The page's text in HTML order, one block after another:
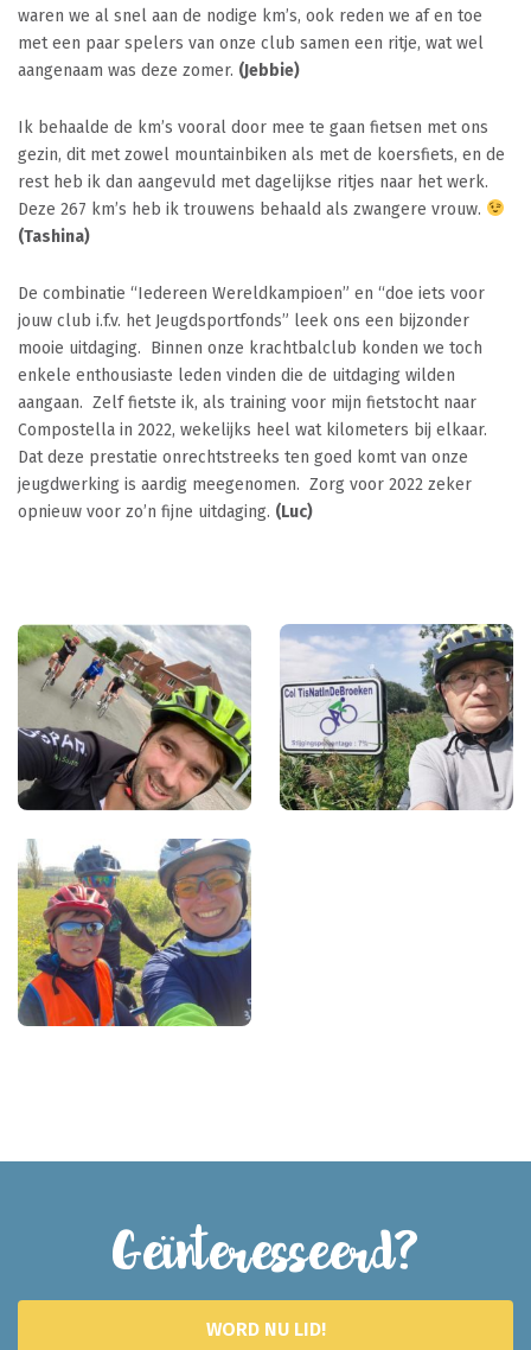
waren we al snel aan de nodige km’s, ook reden we af en toe
met een paar spelers van onze club samen een ritje, wat wel
aangenaam was deze zomer. (Jebbie)
Ik behaalde de km’s vooral door mee te gaan fietsen met ons
gezin, dit met zowel mountainbiken als met de koersfiets, en de
rest heb ik dan aangevuld met dagelijkse ritjes naar het werk.
Deze 267 km’s heb ik trouwens behaald als zwangere vrouw.
(Tashina)
De combinatie “Iedereen Wereldkampioen” en “doe iets voor
jouw club i.f.v. het Jeugdsportfonds” leek ons een bijzonder
mooie uitdaging. Binnen onze krachtbalclub konden we toch
enkele enthousiaste leden vinden die de uitdaging wilden
aangaan. Zelf fietste ik, als training voor mijn fietstocht naar
Compostella in 2022, wekelijks heel wat kilometers bij elkaar.
Dat deze prestatie onrechtstreeks ten goed komt van onze
jeugdwerking is aardig meegenomen. Zorg voor 2022 zeker
opnieuw voor zo’n fijne uitdaging. (Luc)
Geïnteresseerd?
WORD NU LID!